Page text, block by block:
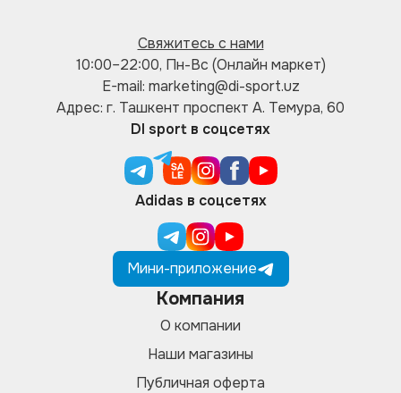
Свяжитесь с нами
10:00–22:00, Пн-Вс (Онлайн маркет)
E-mail: marketing@di-sport.uz
Адрес: г. Ташкент проспект А. Темура, 60
DI sport в соцсетях
Adidas в соцсетях
Мини-приложение
Компания
О компании
Наши магазины
Публичная оферта